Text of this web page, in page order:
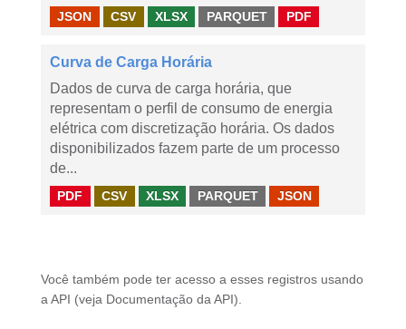
JSON CSV XLSX PARQUET PDF
Curva de Carga Horária
Dados de curva de carga horária, que
representam o perfil de consumo de energia
elétrica com discretização horária. Os dados
disponibilizados fazem parte de um processo
de...
PDF CSV XLSX PARQUET JSON
Você também pode ter acesso a esses registros usando
a API (veja Documentação da API ).